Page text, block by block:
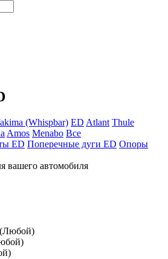
(Whispbar) ED Atlant Thule
Amos Menabo Все
ED Поперечные дуги ED Опоры
вашего автомобиля
(Любой)